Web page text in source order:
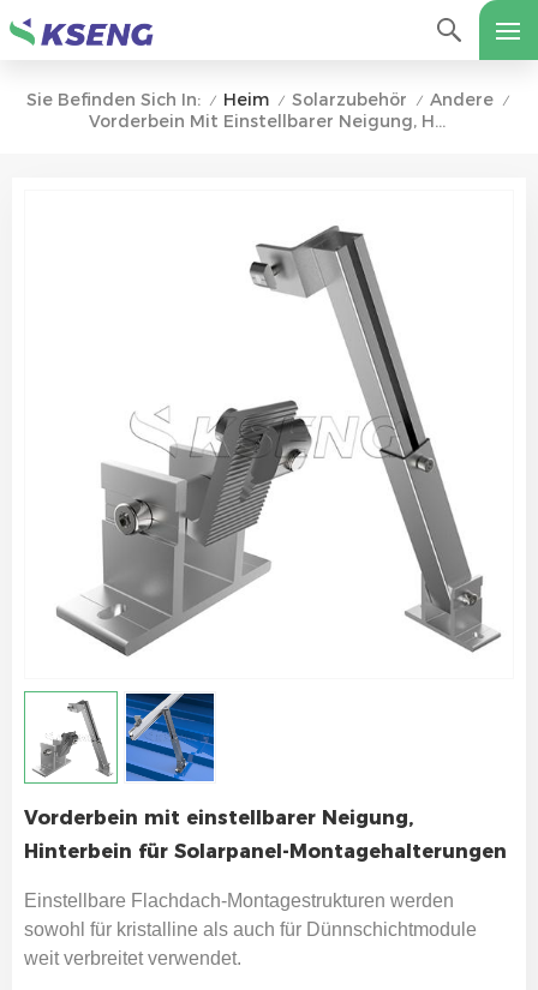
Sie Befinden Sich In: / Heim / Solarzubehör / Andere /
Vorderbein Mit Einstellbarer Neigung, Hinterbein Für Solarpanel-Montagehalterungen
Vorderbein mit einstellbarer Neigung,
Hinterbein für Solarpanel-Montagehalterungen
Einstellbare Flachdach-Montagestrukturen werden
sowohl für kristalline als auch für Dünnschichtmodule
weit verbreitet verwendet.